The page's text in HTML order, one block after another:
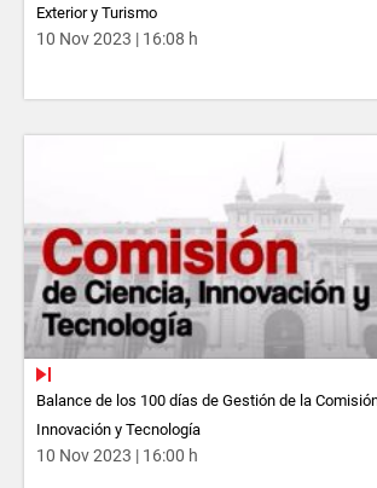
Exterior y Turismo
10 Nov 2023 | 16:08 h
Balance de los 100 días de Gestión de la
Innovación y Tecnología
10 Nov 2023 | 16:00 h